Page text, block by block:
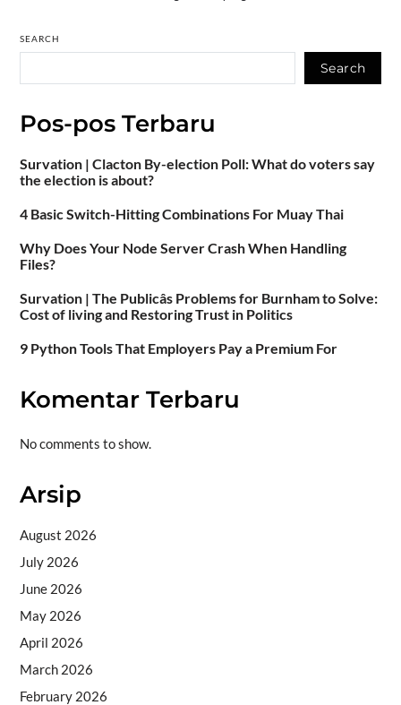
SEARCH
Search
Pos-pos Terbaru
Survation | Clacton By-election Poll: What do voters say
the election is about?
4 Basic Switch-Hitting Combinations For Muay Thai
Why Does Your Node Server Crash When Handling
Files?
Survation | The Publicâs Problems for Burnham to Solve:
Cost of living and Restoring Trust in Politics
9 Python Tools That Employers Pay a Premium For
Komentar Terbaru
No comments to show.
Arsip
August 2026
July 2026
June 2026
May 2026
April 2026
March 2026
February 2026